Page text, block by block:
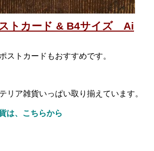
トカード & B4サイズ Ai
ストカードもおすすめです。
リア雑貨いっぱい取り揃えています。
は、こちらから